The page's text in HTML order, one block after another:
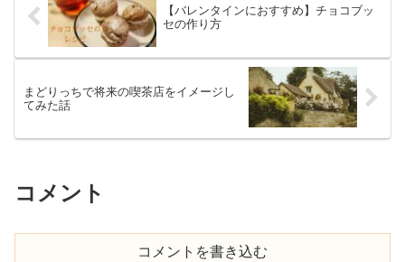
【バレンタインにおすすめ】チョコブッ
セの作り方
まどりっちで将来の喫茶店をイメージし
てみた話
コメント
コメントを書き込む